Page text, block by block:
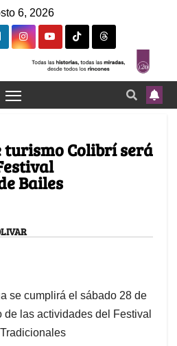
6, 2026
turismo Colibrí será
Bailes
se cumplirá el sábado 28 de
las actividades del Festival